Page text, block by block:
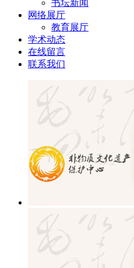
书坛新闻
网络展厅
教育展厅
学术动态
在线留言
联系我们